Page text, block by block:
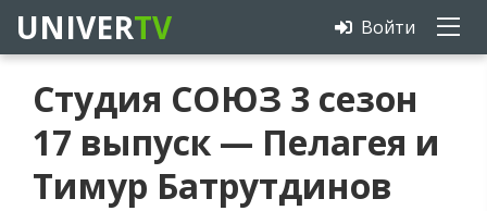
UNIVERTV Войти
Студия СОЮЗ 3 сезон
17 выпуск — Пелагея и
Тимур Батрутдинов